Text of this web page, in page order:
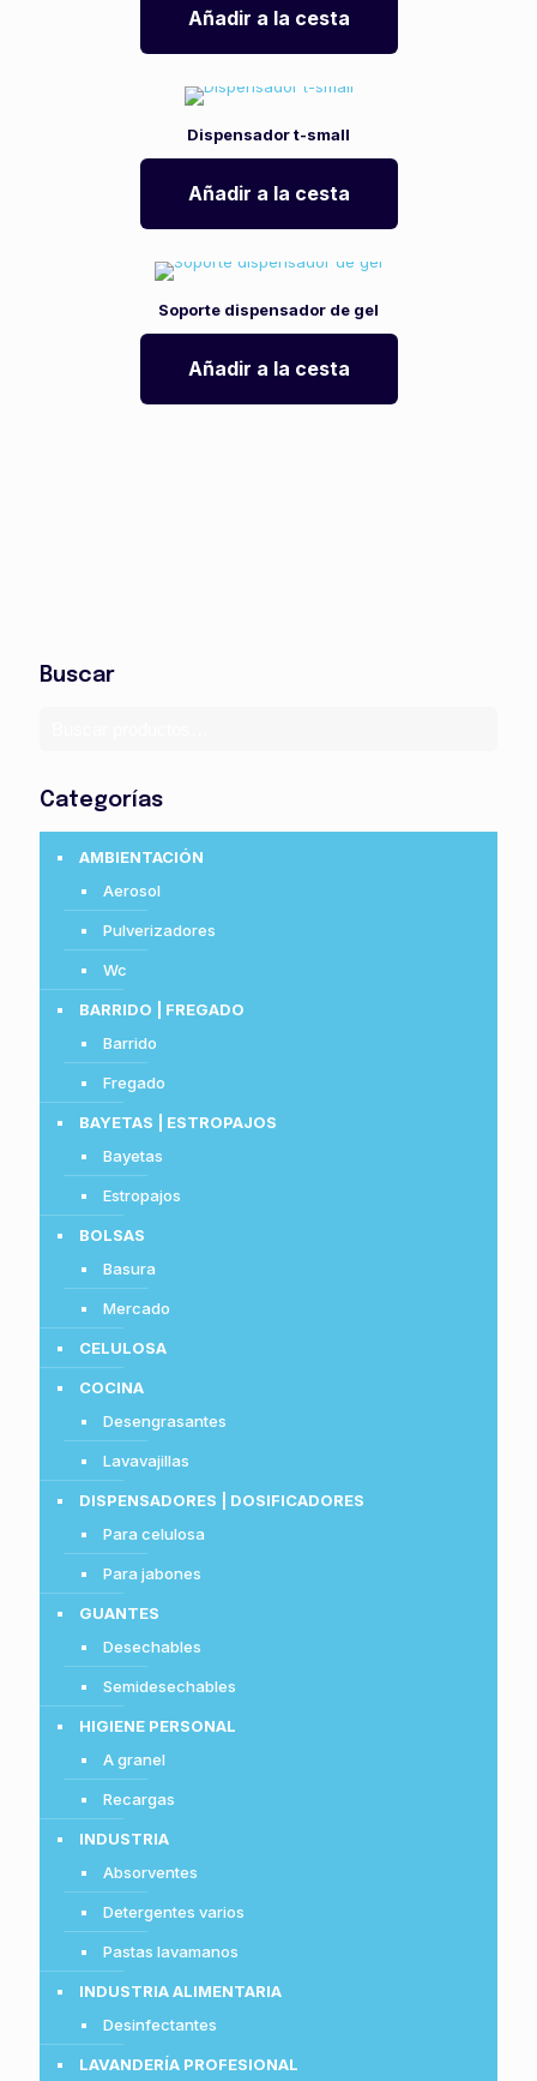
Añadir a la cesta
Dispensador t-small
Añadir a la cesta
Soporte dispensador de gel
Añadir a la cesta
Buscar
Categorías
AMBIENTACIÓN
Aerosol
Pulverizadores
Wc
BARRIDO | FREGADO
Barrido
Fregado
BAYETAS | ESTROPAJOS
Bayetas
Estropajos
BOLSAS
Basura
Mercado
CELULOSA
COCINA
Desengrasantes
Lavavajillas
DISPENSADORES | DOSIFICADORES
Para celulosa
Para jabones
GUANTES
Desechables
Semidesechables
HIGIENE PERSONAL
A granel
Recargas
INDUSTRIA
Absorventes
Detergentes varios
Pastas lavamanos
INDUSTRIA ALIMENTARIA
Desinfectantes
LAVANDERÍA PROFESIONAL